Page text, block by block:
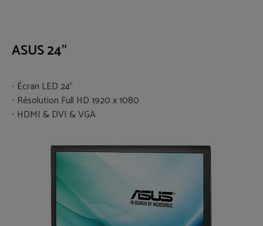
ASUS 24"
Écran LED 24"
Résolution Full HD 1920 x 1080
HDMI & DVI & VGA